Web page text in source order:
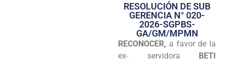
Transparencia
Seguridad
Programas
RESOLUCIÓN DE SUB
GERENCIA N° 020-
2026-SGPBS-
GA/GM/MPMN
RECONOCER, a favor de la
ex- servidora BETI